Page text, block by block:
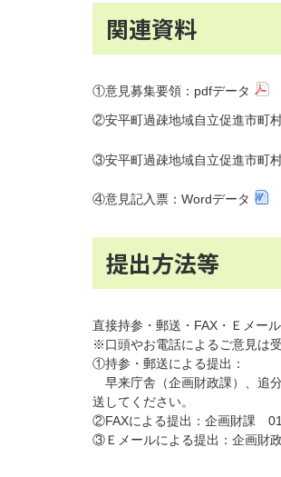
関連資料
①意見募集要領：pdfデータ
②安平町過疎地域自立促進市町
③安平町過疎地域自立促進市町
④意見記入票：Wordデータ
提出方法等
直接持参・郵送・FAX・Ｅメー
※口頭やお電話によるご意見は受
①持参・郵送による提出：
早来庁舎（企画財政課）、追
送してください。
②FAXによる提出：企画財課
③Ｅメールによる提出：企画財